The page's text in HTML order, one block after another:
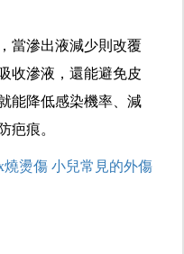
當滲出液減少則改覆
收滲液，還能避免皮
能降低感染機率、減
疤痕。
燒燙傷 小兒常見的外傷